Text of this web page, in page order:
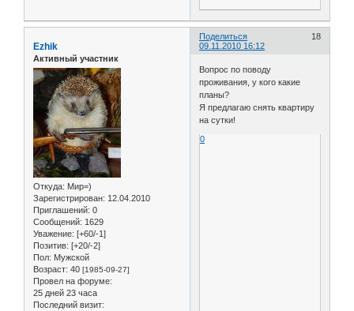
Поделиться
18
09.11.2010 16:12
Ezhik
Активный участник
Откуда: Мир=)
Зарегистрирован: 12.04.2010
Приглашений: 0
Сообщений: 1629
Уважение: [+60/-1]
Позитив: [+20/-2]
Пол: Мужской
Возраст: 40 [1985-09-27]
Провел на форуме:
25 дней 23 часа
Последний визит:
Вопрос по поводу
проживания, у кого какие
планы?
Я предлагаю снять квартиру
на сутки!
0